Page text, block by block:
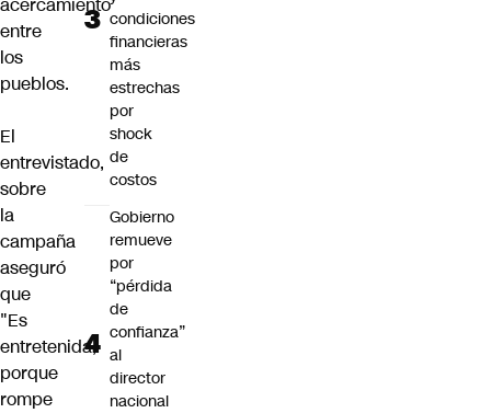
entre
los
pueblos.
El
entrevistado,
sobre
la
campaña
aseguró
que
"Es
entretenida,
porque
rompe
condiciones
financieras
más
estrechas
por
shock
de
costos
Gobierno
remueve
por
“pérdida
de
confianza”
al
director
nacional